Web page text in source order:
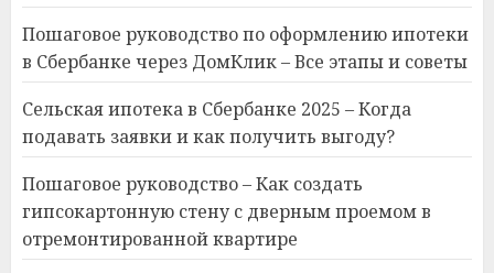
Пошаговое руководство по оформлению ипотеки
в Сбербанке через ДомКлик – Все этапы и советы
Сельская ипотека в Сбербанке 2025 – Когда
подавать заявки и как получить выгоду?
Пошаговое руководство – Как создать
гипсокартонную стену с дверным проемом в
отремонтированной квартире